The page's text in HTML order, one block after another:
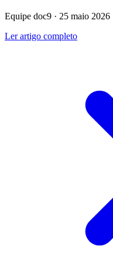
Equipe doc9 · 25 maio 2026
Ler artigo completo